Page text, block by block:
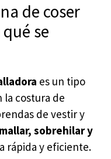
de coser
se
es un tipo
la costura de
de vestir y
sobrehilar y
rápida y eficiente.